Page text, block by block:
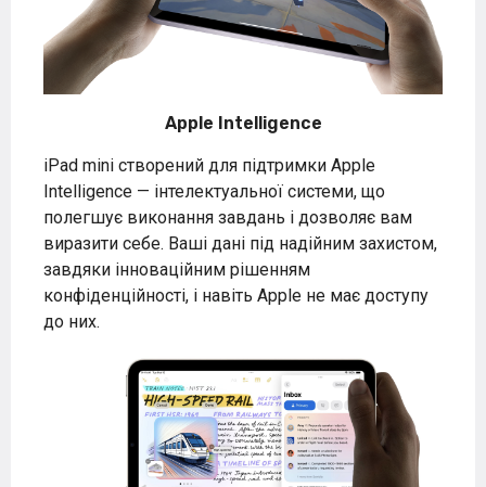
Apple Intelligence
iPad mini створений для підтримки Apple
Intelligence — інтелектуальної системи, що
полегшує виконання завдань і дозволяє вам
виразити себе. Ваші дані під надійним захистом,
завдяки інноваційним рішенням
конфіденційності, і навіть Apple не має доступу
до них.